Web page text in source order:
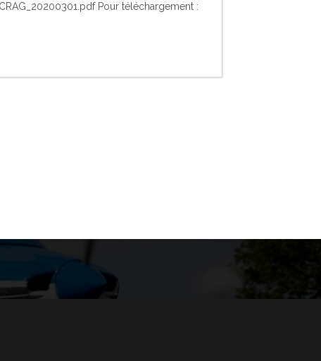
Pour téléchargement :